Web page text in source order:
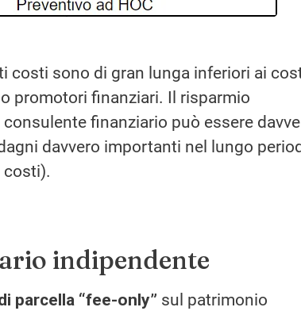
costi sono di gran lunga inferiori ai
promotori finanziari. Il risparmio
finanziario può essere
davvero importanti nel lungo
costi).
indipendente
parcella “fee-only” sul patrimonio